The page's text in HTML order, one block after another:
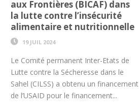
aux Frontières (BICAF) dans
la lutte contre l’insécurité
alimentaire et nutritionnelle
19 JUIL 2024
Le Comité permanent Inter-Etats de
Lutte contre la Sécheresse dans le
Sahel (CILSS) a obtenu un financement
de l’USAID pour le financement...